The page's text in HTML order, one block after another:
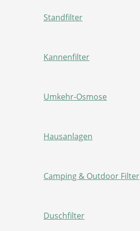
Standfilter
Kannenfilter
Umkehr-Osmose
Hausanlagen
Camping & Outdoor Filter
Duschfilter